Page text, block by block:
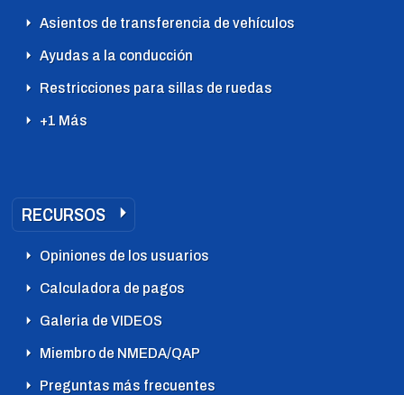
Asientos de transferencia de vehículos
Ayudas a la conducción
Restricciones para sillas de ruedas
+1 Más
RECURSOS
Opiniones de los usuarios
Calculadora de pagos
Galeria de VIDEOS
Miembro de NMEDA/QAP
Preguntas más frecuentes